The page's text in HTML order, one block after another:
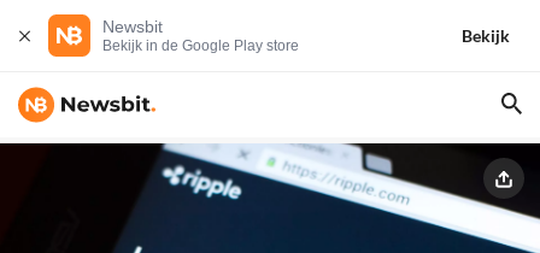
Newsbit
Bekijk in de Google Play store
Bekijk